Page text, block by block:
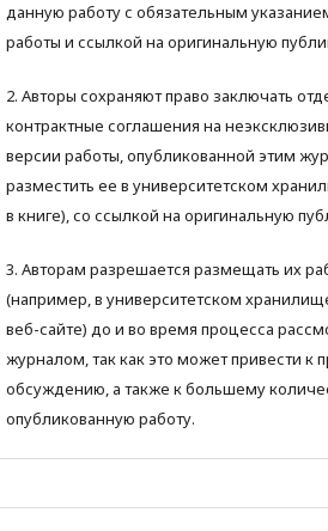
данную работу с обязательным
работы и ссылкой на оригинальную
2. Авторы сохраняют право заключать
контрактные соглашения на
версии работы, опубликованной этим
разместить ее в университетском
в книге), со ссылкой на оригинальную
3. Авторам разрешается размещать их
(например, в университетском
веб-сайте) до и во время процесса
журналом, так как это может привести к
обсуждению, а также к большему
опубликованную работу.